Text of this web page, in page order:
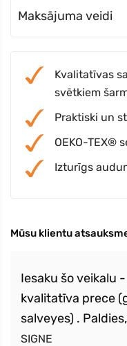
Maksājuma veidi
Kvalitatīvas
svētkiem
Praktiski un
OEKO-TEX®
Izturīgs
Mūsu klientu
Iesaku šo veikalu
kvalitatīva prece
salveyes) .
SIGNE